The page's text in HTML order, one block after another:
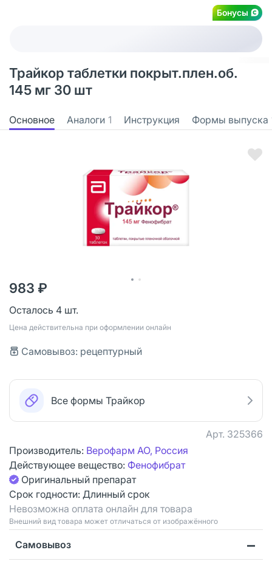
Бонусы
Трайкор таблетки покрыт.плен.об.
145 мг 30 шт
Основное Аналоги 1 Инструкция Формы выпуска
983 ₽
Осталось 4 шт.
Цена действительна при оформлении онлайн
Самовывоз: рецептурный
Все формы Трайкор
Арт. 325366
Производитель: Верофарм АО, Россия
Действующее вещество: Фенофибрат
Оригинальный препарат
Срок годности: Длинный срок
Невозможна оплата онлайн для товара
Bнешний вид товара может отличаться от изображённого
Самовывоз